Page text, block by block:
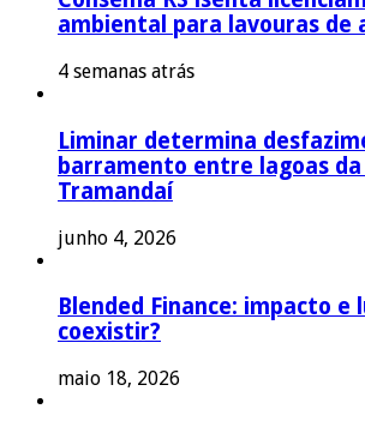
ambiental para lavouras de
4 semanas atrás
Liminar determina
barramento entre lagoas da
Tramandaí
junho 4, 2026
Blended Finance: impacto e
coexistir?
maio 18, 2026